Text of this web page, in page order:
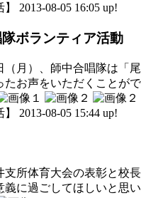
】 2013-08-05 16:05 up!
ボランティア活動
月）、師中合唱隊は「
たお声をいただくことがで
】 2013-08-05 15:44 up!
所体育大会の表彰と校
義に過ごしてほしいと思い